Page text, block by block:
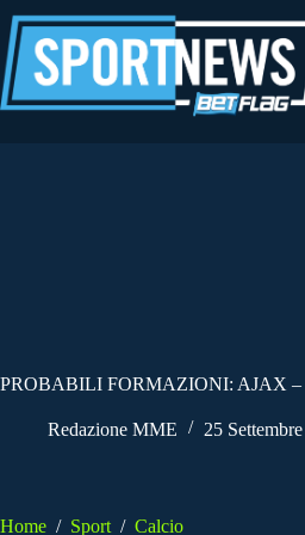
al
contenuto
PROBABILI FORMAZIONI: AJAX –
Redazione MME 25
Home / Sport / Calcio